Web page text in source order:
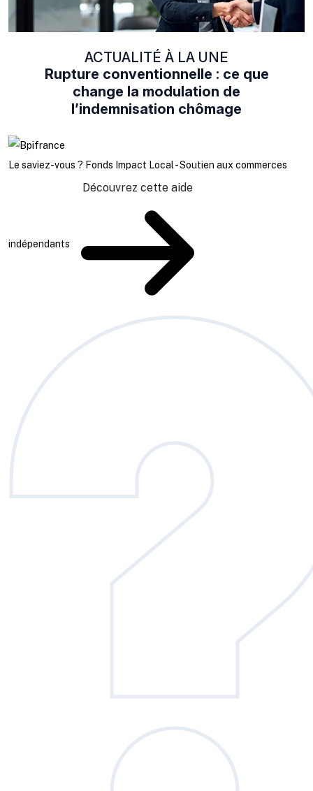
ACTUALITÉ À LA UNE
Rupture conventionnelle : ce que
change la modulation de
l’indemnisation chômage
Le saviez-vous ? Fonds Impact Local - Soutien aux commerces
indépendants
Découvrez cette aide